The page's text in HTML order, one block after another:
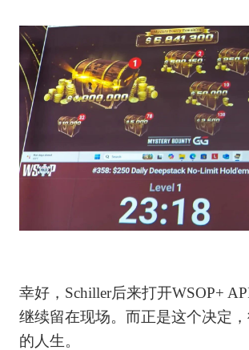
幸好，Schiller后来打开WSOP+
继续留在现场。而正是这个决定
的人生。